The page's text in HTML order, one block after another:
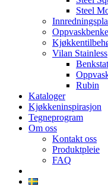
Steel
Vilan Stainless
Rubin
Kataloger
Kjøkkeninspirasjon
Tegneprogram
Om oss
Kontakt oss
Produktpleie
FAQ